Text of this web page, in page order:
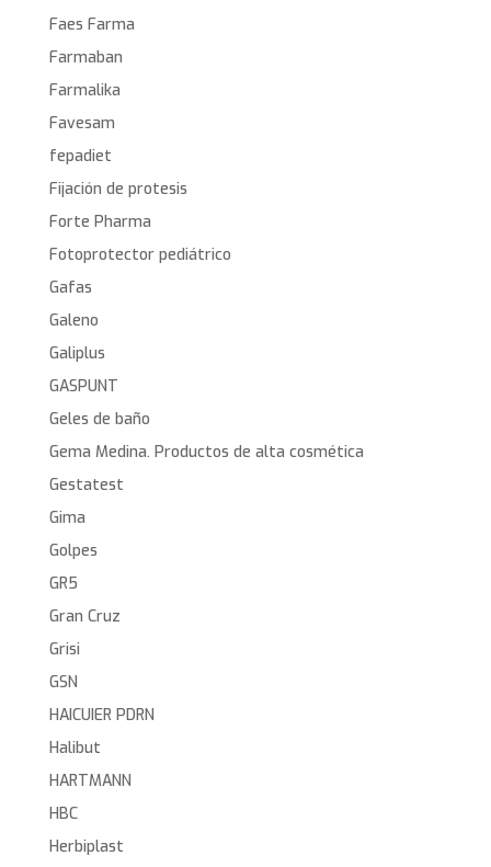
Faes Farma
Farmaban
Farmalika
Favesam
fepadiet
Fijación de protesis
Forte Pharma
Fotoprotector pediátrico
Gafas
Galeno
Galiplus
GASPUNT
Geles de baño
Gema Medina. Productos de alta cosmética
Gestatest
Gima
Golpes
GR5
Gran Cruz
Grisi
GSN
HAICUIER PDRN
Halibut
HARTMANN
HBC
Herbiplast